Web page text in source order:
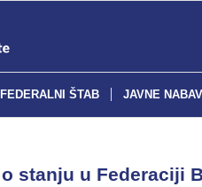
FEDERALNI ŠTAB JAVNE
stanju u Federaciji